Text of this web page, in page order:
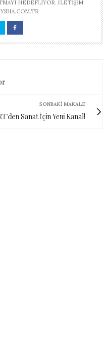
HEDEFLIYOR. İLETIŞIM:
SONRAKI MAKALE
Sanat İçin Yeni Kanal!